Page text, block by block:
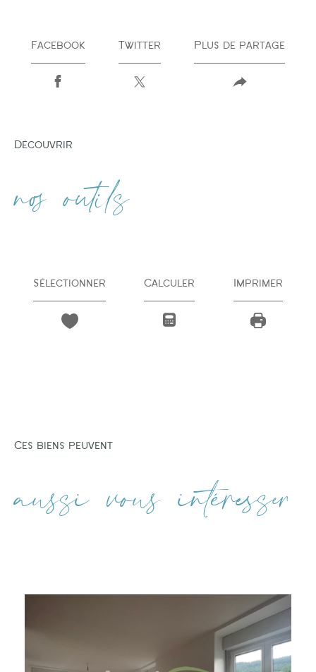
Facebook Twitter Plus de partage
découvrir
nos outils
Sélectionner Calculer Imprimer
Ces biens peuvent
aussi vous intéresser